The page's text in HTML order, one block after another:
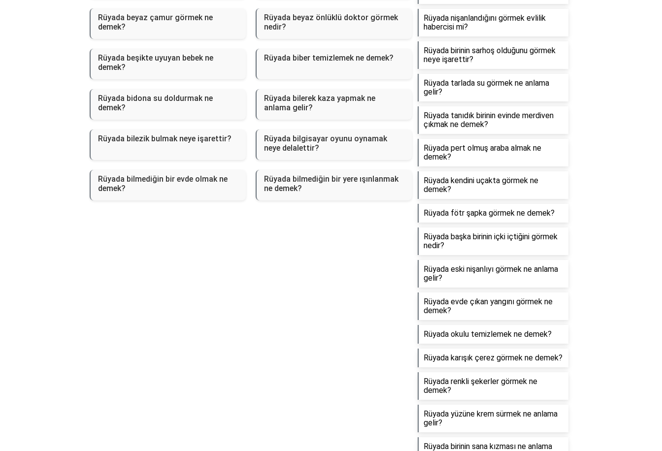
Rüyada beyaz çamur görmek ne
demek?
Rüyada beyaz önlüklü doktor görmek
nedir?
Rüyada beşikte uyuyan bebek ne
demek?
Rüyada biber temizlemek ne demek?
Rüyada bidona su doldurmak ne
demek?
Rüyada bilerek kaza yapmak ne
anlama gelir?
Rüyada bilezik bulmak neye işarettir?
Rüyada bilgisayar oyunu oynamak
neye delalettir?
Rüyada bilmediğin bir evde olmak ne
demek?
Rüyada bilmediğin bir yere ışınlanmak
ne demek?
Rüyada nişanlandığını görmek evlilik
habercisi mi?
Rüyada birinin sarhoş olduğunu görmek
neye işarettir?
Rüyada tarlada su görmek ne anlama
gelir?
Rüyada tanıdık birinin evinde merdiven
çıkmak ne demek?
Rüyada pert olmuş araba almak ne
demek?
Rüyada kendini uçakta görmek ne
demek?
Rüyada fötr şapka görmek ne demek?
Rüyada başka birinin içki içtiğini görmek
nedir?
Rüyada eski nişanlıyı görmek ne anlama
gelir?
Rüyada evde çıkan yangını görmek ne
demek?
Rüyada okulu temizlemek ne demek?
Rüyada karışık çerez görmek ne demek?
Rüyada renkli şekerler görmek ne
demek?
Rüyada yüzüne krem sürmek ne anlama
gelir?
Rüyada birinin sana kızması ne anlama